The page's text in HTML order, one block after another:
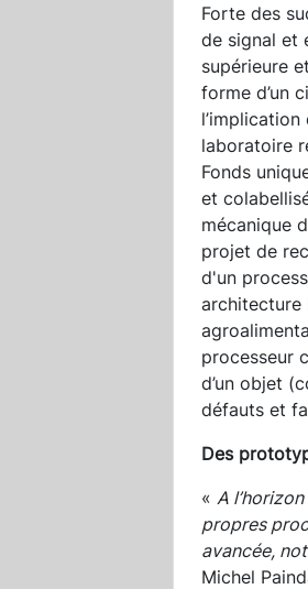
Forte des
de signal et
supérieure
forme d’un
laboratoire
Fonds
et
mécanique
projet de
d'un
architecture
processeur
d’un objet
défauts et
Des
« A
propres
avancée,
Michel